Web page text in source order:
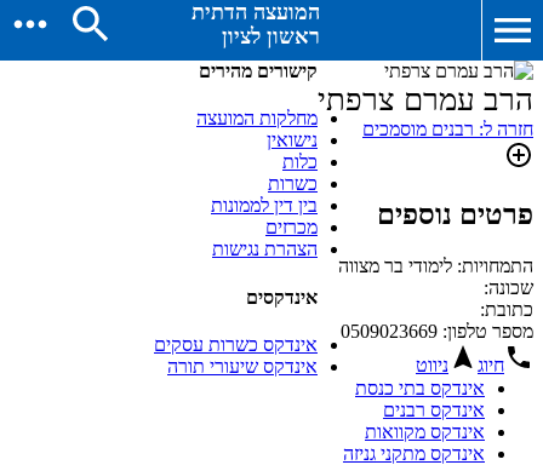
המועצה הדתית
ראשון לציון
הרב עמרם צרפתי
חזרה ל: רבנים מוסמכים
פרטים נוספים
התמחויות: לימודי בר מצווה
שכונה:
כתובת:
מספר טלפון: 0509023669
חיוג
ניווט
קישורים מהירים
מחלקות המועצה
נישואין
כלות
כשרות
בין דין לממונות
מכרזים
הצהרת נגישות
אינדקסים
אינדקס כשרות עסקים
אינדקס שיעורי תורה
אינדקס בתי כנסת
אינדקס רבנים
אינדקס מקוואות
אינדקס מתקני גניזה